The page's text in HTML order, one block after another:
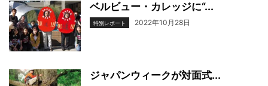
ベルビュー・カレッジに“...
特別レポート 2022年10月28日
ジャパンウィークが対面式...